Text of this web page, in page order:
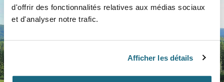
d'offrir des fonctionnalités relatives aux médias sociaux
et d'analyser notre trafic.
Afficher les détails
différents avantages